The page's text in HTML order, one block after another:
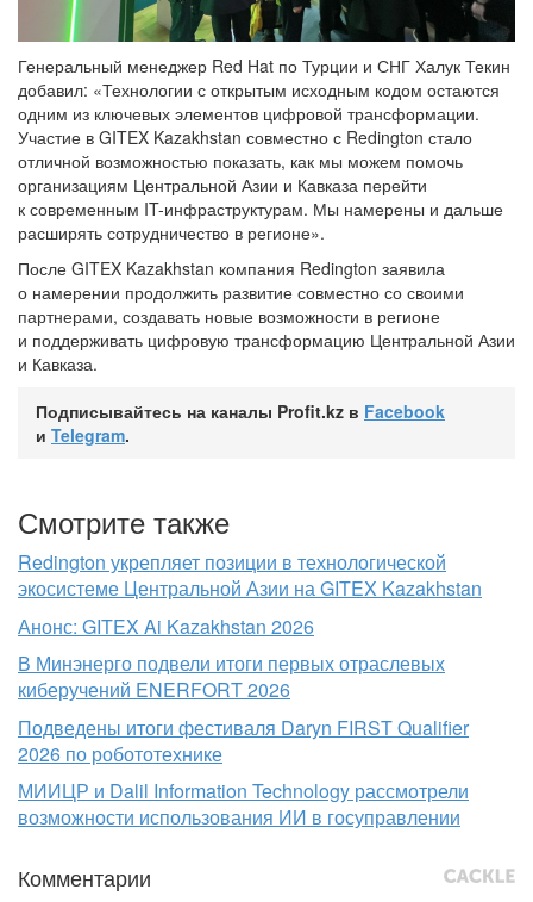
Генеральный менеджер Red Hat по Турции и СНГ Халук Текин
добавил: «Технологии с открытым исходным кодом остаются
одним из ключевых элементов цифровой трансформации.
Участие в GITEX Kazakhstan совместно с Redington стало
отличной возможностью показать, как мы можем помочь
организациям Центральной Азии и Кавказа перейти
к современным IT-инфраструктурам. Мы намерены и дальше
расширять сотрудничество в регионе».
После GITEX Kazakhstan компания Redington заявила
о намерении продолжить развитие совместно со своими
партнерами, создавать новые возможности в регионе
и поддерживать цифровую трансформацию Центральной Азии
и Кавказа.
Подписывайтесь на каналы Profit.kz в Facebook
и Telegram.
Смотрите также
Redington укрепляет позиции в технологической
экосистеме Центральной Азии на GITEX Kazakhstan
Анонс: GITEX Ai Kazakhstan 2026
В Минэнерго подвели итоги первых отраслевых
киберучений ENERFORT 2026
Подведены итоги фестиваля Daryn FIRST Qualifier
2026 по робототехнике
МИИЦР и Dalil Information Technology рассмотрели
возможности использования ИИ в госуправлении
Комментарии